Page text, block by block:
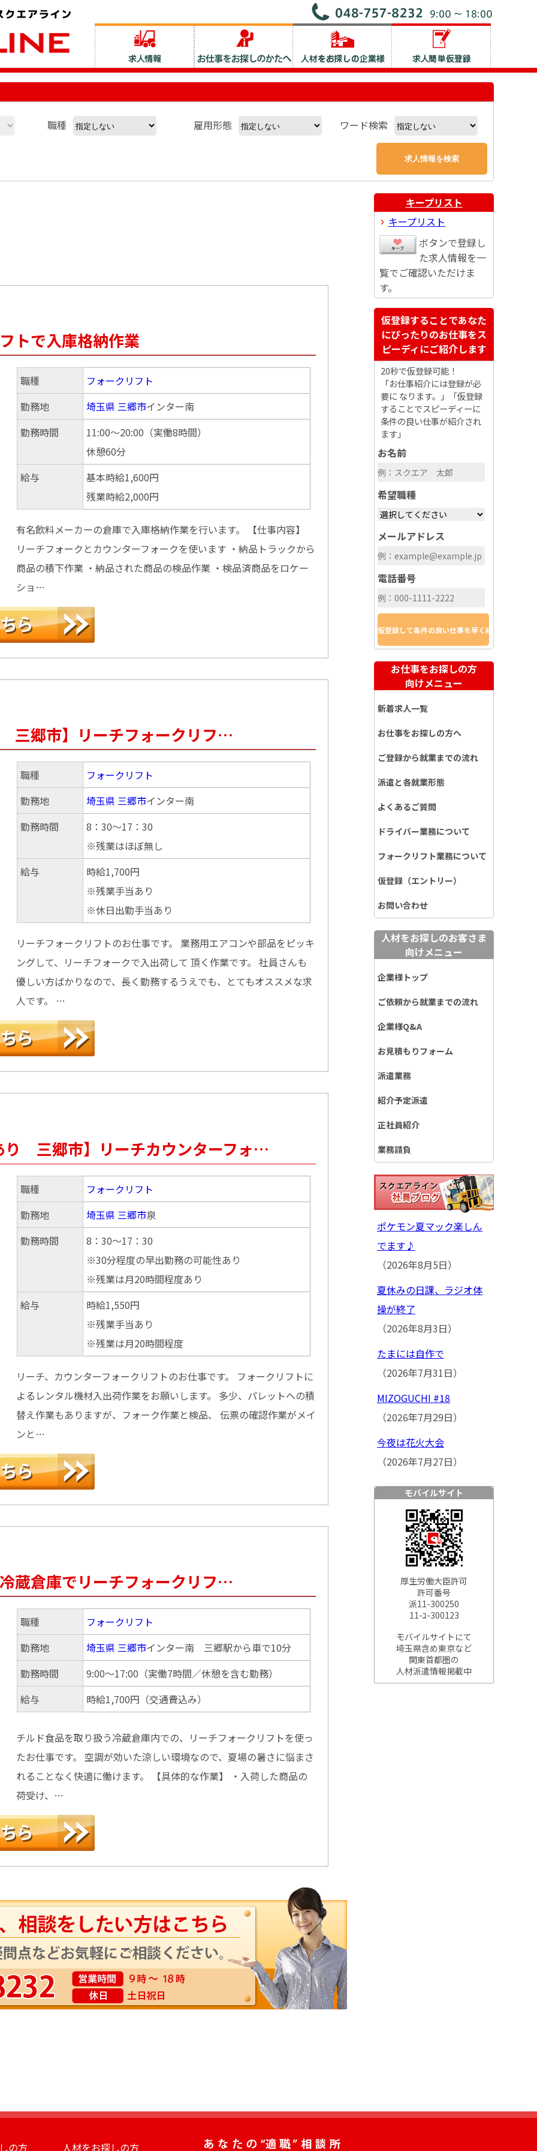
職種 雇用形態 ワード検索
トで入庫格納作業
職種
フォークリフト
勤務地
埼玉県 三郷市インター南
勤務時間
11:00～20:00（実働8時間）
休憩60分
給与
基本時給1,600円
残業時給2,000円
有名飲料メーカーの倉庫で入庫格納作業を行います。 【仕事内容】
リーチフォークとカウンターフォークを使います ・納品トラックから
商品の積下作業 ・納品された商品の検品作業 ・検品済商品をロケー
ショ…
郷市】リーチフォークリフ…
職種
フォークリフト
勤務地
埼玉県 三郷市インター南
勤務時間
8：30～17：30
※残業はほぼ無し
給与
時給1,700円
※残業手当あり
※休日出勤手当あり
リーチフォークリフトのお仕事です。 業務用エアコンや部品をピッキ
ングして、リーチフォークで入出荷して 頂く作業です。 社員さんも
優しい方ばかりなので、長く勤務するうえでも、とてもオススメな求
人です。 …
三郷市】リーチカウンターフォ…
職種
フォークリフト
勤務地
埼玉県 三郷市泉
勤務時間
8：30～17：30
※30分程度の早出勤務の可能性あり
※残業は月20時間程度あり
給与
時給1,550円
※残業手当あり
※残業は月20時間程度
リーチ、カウンターフォークリフトのお仕事です。 フォークリフトに
よるレンタル機材入出荷作業をお願いします。 多少、パレットへの積
替え作業もありますが、フォーク作業と検品、 伝票の確認作業がメイ
ンと…
蔵倉庫でリーチフォークリフ…
職種
フォークリフト
勤務地
埼玉県 三郷市インター南 三郷駅から車で10分
勤務時間
9:00～17:00（実働7時間／休憩を含む勤務）
給与
時給1,700円（交通費込み）
チルド食品を取り扱う冷蔵倉庫内での、リーチフォークリフトを使っ
たお仕事です。 空調が効いた涼しい環境なので、夏場の暑さに悩まさ
れることなく快適に働けます。 【具体的な作業】 ・入荷した商品の
荷受け、…
キープリスト
キープリスト
ボタンで登録し
た求人情報を一
覧でご確認いただけま
す。
仮登録することであなた
にぴったりのお仕事をス
ピーディにご紹介します
20秒で仮登録可能！
「お仕事紹介には登録が必
要に なります。」「仮登録
することでスピーディーに
条件の良い仕事が紹介され
ます」
お名前
希望職種
メールアドレス
電話番号
お仕事をお探しの方
向けメニュー
新着求人一覧
お仕事をお探しの方へ
ご登録から就業までの流れ
派遣と各就業形態
よくあるご質問
ドライバー業務について
フォークリフト業務について
仮登録（エントリー）
お問い合わせ
人材をお探しのお客さま
向けメニュー
企業様トップ
ご依頼から就業までの流れ
企業様Q&A
お見積もりフォーム
派遣業務
紹介予定派遣
正社員紹介
業務請負
ポケモン夏マック楽しん
でます♪
（2026年8月5日）
夏休みの日課、ラジオ体
操が終了
（2026年8月3日）
たまには自作で
（2026年7月31日）
MIZOGUCHI #18
（2026年7月29日）
今夜は花火大会
（2026年7月27日）
モバイルサイト
厚生労働大臣許可
許可番号
派11-300250
11-ﾕ-300123
モバイルサイトにて
埼玉県含め東京など
関東首都圏の
人材派遣情報掲載中
の方 人材をお探しの方